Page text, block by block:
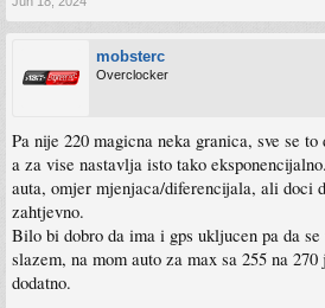
mobsterc
Overclocker
Pa nije 220 magicna neka granica, sve se
a za vise nastavlja isto tako
auta, omjer mjenjaca/diferencijala, ali doci
zahtjevno.
Bilo bi dobro da ima i gps ukljucen pa da
slazem, na mom auto za max sa 255 na
dodatno.